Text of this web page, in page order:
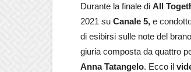
Durante la finale di All
2021 su Canale 5, e
di esibirsi sulle note del brano
giuria composta da quattro
Anna Tatangelo. Ecco il